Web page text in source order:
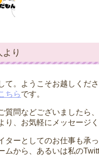
り
て。ようこそお越しくださ
ちらです。
質問などございましたら
り、お気軽にメッセージく
ターとしてのお仕事も承
ムから、あるいは私の